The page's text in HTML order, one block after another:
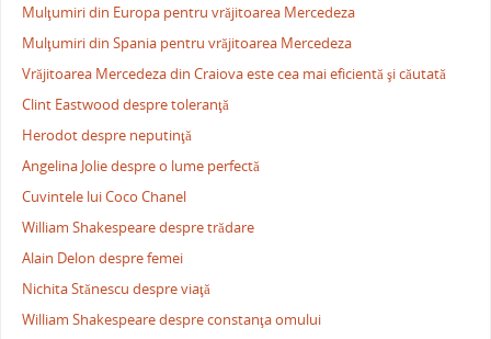
Mulţumiri din Europa pentru vrăjitoarea Mercedeza
Mulţumiri din Spania pentru vrăjitoarea Mercedeza
Vrăjitoarea Mercedeza din Craiova este cea mai eficientă şi căutată
Clint Eastwood despre toleranţă
Herodot despre neputinţă
Angelina Jolie despre o lume perfectă
Cuvintele lui Coco Chanel
William Shakespeare despre trădare
Alain Delon despre femei
Nichita Stănescu despre viaţă
William Shakespeare despre constanţa omului